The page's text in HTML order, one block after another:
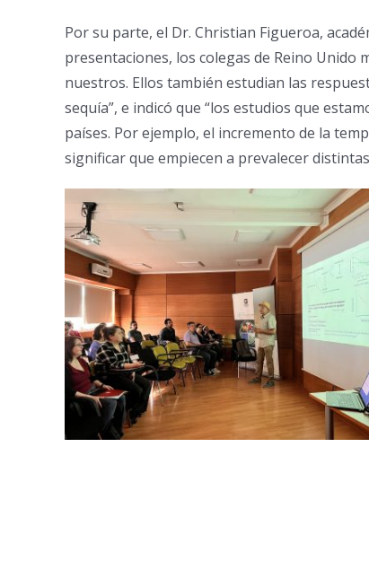
Por su parte, el Dr. Christian Figueroa,
presentaciones, los colegas de Reino
nuestros. Ellos también estudian las
sequía”, e indicó que “los estudios que
países. Por ejemplo, el incremento de la
significar que empiecen a prevalecer